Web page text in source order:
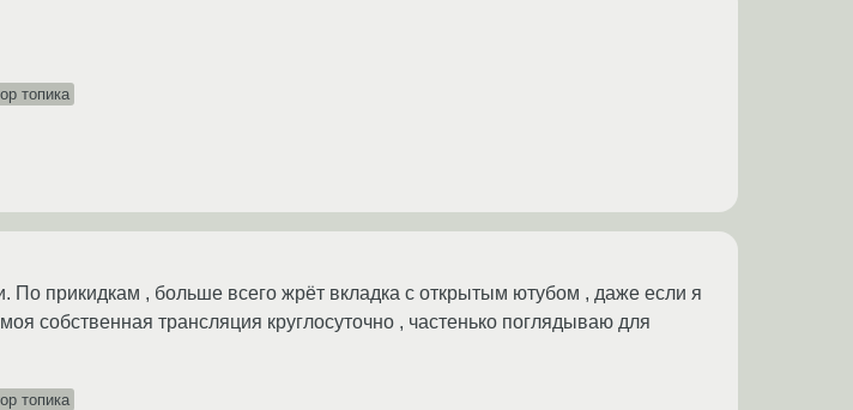
топика
По прикидкам , больше всего жрёт вкладка с открытым ютубом , даже если я
собственная трансляция круглосуточно , частенько поглядываю для
топика